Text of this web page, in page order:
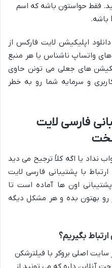
فقط حواستون باشه که اسم
دانلود اپلیکیشن لایت فارکس از
های واتساپ ناشناس یا هر منبع
های جعلی می تونن حاوی
و سرمایه شما رو به خطر
فارسی لایت
نداد یا اگه کلاً ترجیح می دید
با پشتیبانی فارسی لایت
اون ها آماده است تا
بهتون بده و هر مشکل دیگه
بگیریم؟
سایت اصلی بروکر با فیلترشکن